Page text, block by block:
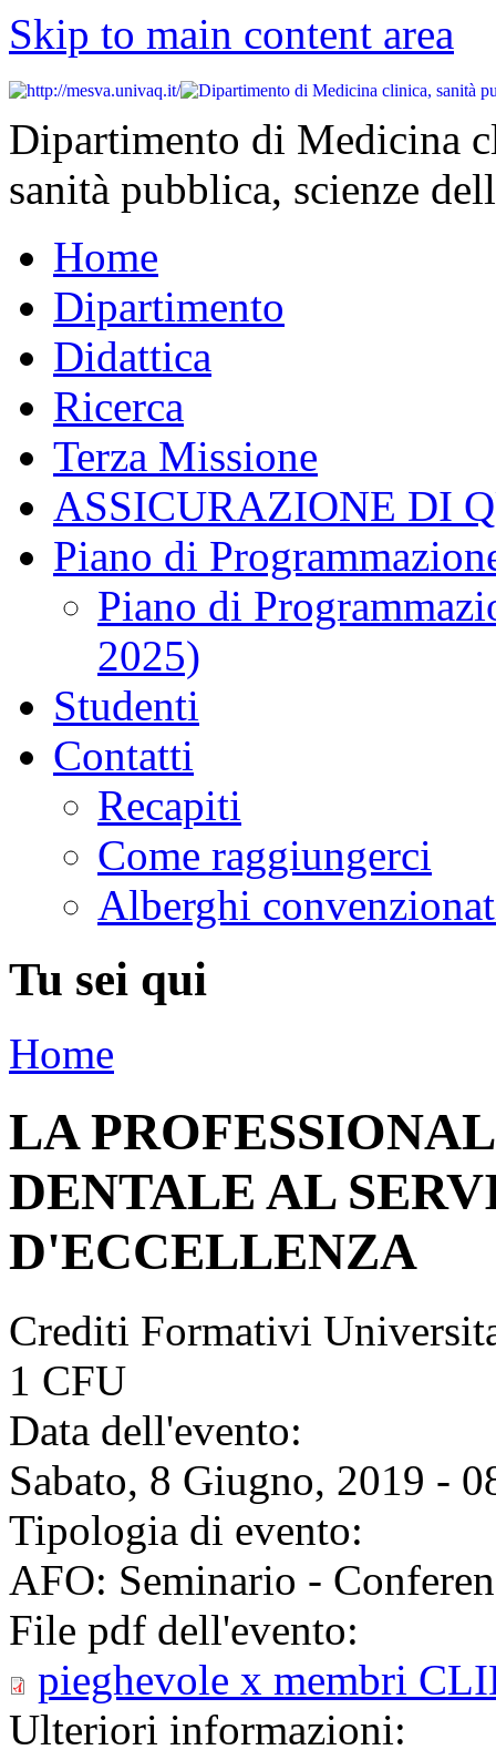
Skip to main content area
Dipartimento di Medicina
sanità pubblica, scienze
Home
Dipartimento
Didattica
Ricerca
Terza Missione
ASSICURAZIONE DI
Piano di
Piano di
2025)
Studenti
Contatti
Recapiti
Come raggiungerci
Alberghi
Tu sei qui
Home
LA
DENTALE AL
D'ECCELLENZA
Crediti Formativi
1 CFU
Data dell'evento:
Sabato, 8 Giugno, 2019 -
Tipologia di evento:
AFO: Seminario -
File pdf dell'evento:
pieghevole x membri
Ulteriori informazioni: